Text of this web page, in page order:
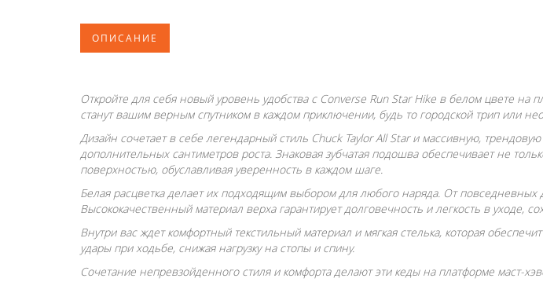
ОПИСАНИЕ
Откройте для себя новый уровень удобства с Converse Run Star Hike в белом цвете
станут вашим верным спутником в каждом приключении, будь то городской трип или
Дизайн сочетает в себе легендарный стиль Chuck Taylor All Star и массивную,
дополнительных сантиметров роста. Знаковая зубчатая подошва обеспечивает не
поверхностью, обуславливая уверенность в каждом шаге.
Белая расцветка делает их подходящим выбором для любого наряда. От
Высококачественный материал верха гарантирует долговечность и легкость в уходе,
Внутри вас ждет комфортный текстильный материал и мягкая стелька, которая
удары при ходьбе, снижая нагрузку на стопы и спину.
Сочетание непревзойденного стиля и комфорта делают эти кеды на платформе маст-